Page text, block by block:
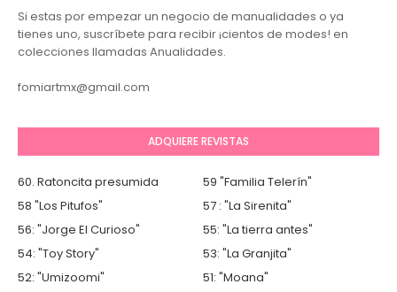
Si estas por empezar un negocio de manualidades o ya
tienes uno, suscríbete para recibir ¡cientos de modes! en
colecciones llamadas Anualidades.
fomiartmx@gmail.com
ADQUIERE REVISTAS
60. Ratoncita presumida
59 "Familia Telerín"
58 "Los Pitufos"
57 : "La Sirenita"
56: "Jorge El Curioso"
55: "La tierra antes"
54: "Toy Story"
53: "La Granjita"
52: "Umizoomi"
51: "Moana"